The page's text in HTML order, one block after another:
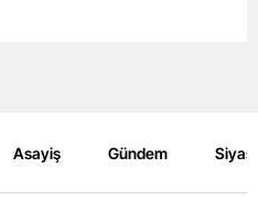
Asayiş Gündem